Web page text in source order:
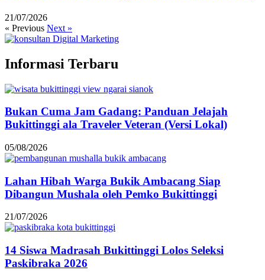
21/07/2026
« Previous Next »
Informasi Terbaru
Bukan Cuma Jam Gadang: Panduan Jelajah
Bukittinggi ala Traveler Veteran (Versi Lokal)
05/08/2026
Lahan Hibah Warga Bukik Ambacang Siap
Dibangun Mushala oleh Pemko Bukittinggi
21/07/2026
14 Siswa Madrasah Bukittinggi Lolos Seleksi
Paskibraka 2026